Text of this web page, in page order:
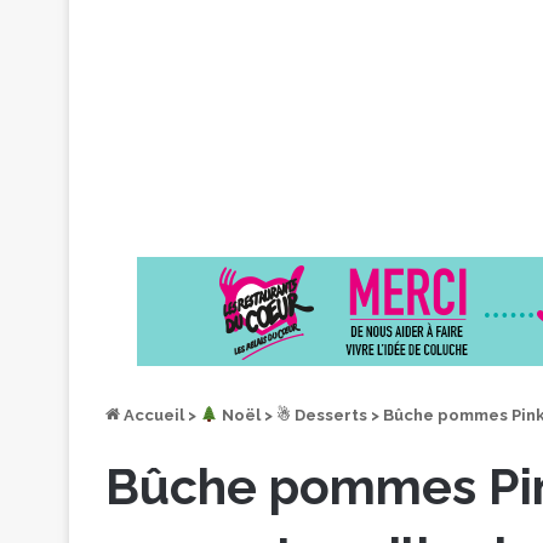
Accueil > ︎ Noël > ☃ Desserts > Bûche pommes
Bûche pommes